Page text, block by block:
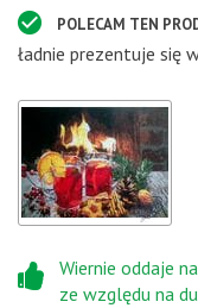
POLECAM TEN
ładnie prezentuje się
Wiernie oddaje
ze względu na